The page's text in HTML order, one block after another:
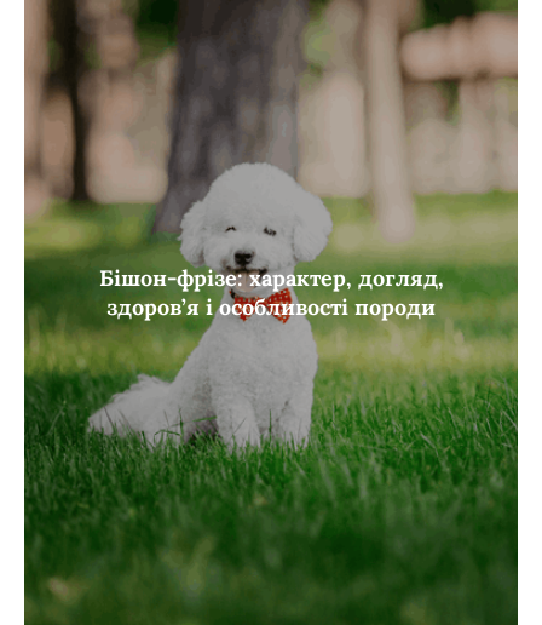
Бішон-фрізе: характер, догляд,
здоров’я і особливості породи